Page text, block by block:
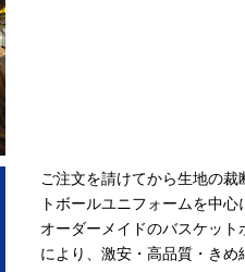
ご注文を請けてから生地の
トボールユニフォームを中心
オーダーメイドのバスケッ
により、激安・高品質・きめ